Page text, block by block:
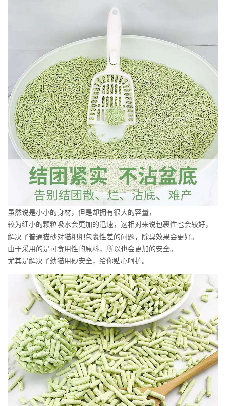
虽然说是小小的身材，但是却拥有很大的容量，
较为细小的颗粒吸水会更加的迅速，这相对来说包裹性也会较好，
解决了普通猫砂对猫粑粑包裹性差的问题，除臭效果会更好。
由于采用的是可食用性的原料，所以也会更加的安全。
尤其是解决了幼猫用砂安全，给你贴心呵护。